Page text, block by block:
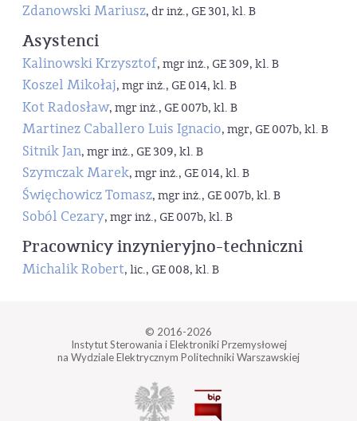
Zdanowski Mariusz, dr inż., GE 301, kl. B
Asystenci
Kalinowski Krzysztof, mgr inż., GE 309, kl. B
Koszel Mikołaj, mgr inż., GE 014, kl. B
Kot Radosław, mgr inż., GE 007b, kl. B
Martinez Caballero Luis Ignacio, mgr, GE 007b, kl. B
Sitnik Jan, mgr inż., GE 309, kl. B
Szymczak Marek, mgr inż., GE 014, kl. B
Święchowicz Tomasz, mgr inż., GE 007b, kl. B
Soból Cezary, mgr inż., GE 007b, kl. B
Pracownicy inzynieryjno-techniczni
Michalik Robert, lic., GE 008, kl. B
© 2016-2026
Instytut Sterowania i Elektroniki Przemysłowej
na Wydziale Elektrycznym Politechniki Warszawskiej